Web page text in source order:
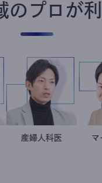
のプロが
重見大介
産婦人科医